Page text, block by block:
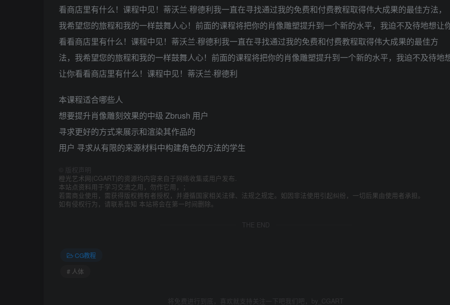
看商店里有什么！课程中见！蒂沃兰·穆德利我一直在寻找通过我的免费和付费教程取得伟大成果的最佳方法，
我希望您的旅程和我的一样鼓舞人心！前面的课程将把你的肖像雕塑提升到一个新的水平，我迫不及待地想让
看看商店里有什么！课程中见！蒂沃兰·穆德利我一直在寻找通过我的免费和付费教程取得伟大成果的最佳方
法，我希望您的旅程和我的一样鼓舞人心！前面的课程将把你的肖像雕塑提升到一个新的水平，我迫不及待地
让你看看商店里有什么！课程中见！蒂沃兰·穆德利
本课程适合哪些人
想要提升肖像雕刻效果的中级 Zbrush 用户
寻求更好的方式来展示和渲染其作品的
用户 寻求从有限的来源材料中构建角色的方法的学生
版权声明
橙光艺术网(CGART)的资源均内容来自于网络收集或用户发布.
本站点资料用于学习交流之用，勿作它用，；
若需商业使用，需获得版权拥有者授权，并遵循国家相关法律、法规之规定。如因非法使用引起纠纷，一切后果由使用者承担。
如有侵权行为，请联系告知 本站将会在第一时间删除。
THE END
CG教程
# 人体
将免费进行到底，喜欢就支持关注一下吧我们吧，by_CGART